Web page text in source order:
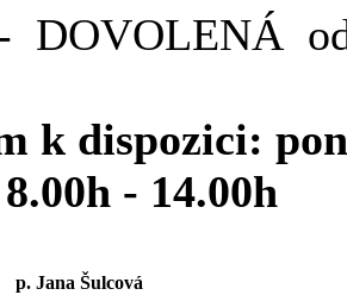
DOVOLENÁ
k dispozici:
- 14.00h
p. Jana Šulcová